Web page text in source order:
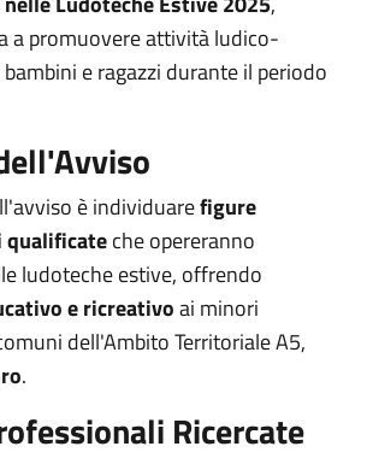
a promuovere attività ludico-
e ragazzi durante il periodo
è individuarefigure
qualificateche opereranno
ludoteche estive, offrendo
e ricreativoai minori
dell'Ambito Territoriale A5,
.
Ricercate